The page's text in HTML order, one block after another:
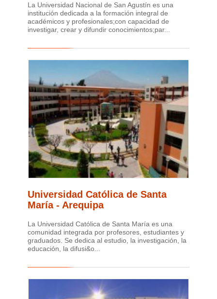
La Universidad Nacional de San Agustín es una
institución dedicada a la formación integral de
académicos y profesionales;con capacidad de
investigar, crear y difundir conocimientos;par...
Universidad Católica de Santa
María - Arequipa
La Universidad Católica de Santa María es una
comunidad integrada por profesores, estudiantes y
graduados. Se dedica al estudio, la investigación, la
educación, la difusi&o...